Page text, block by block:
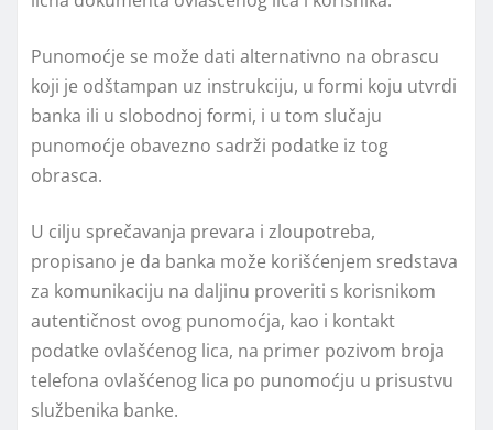
Punomoćje se može dati alternativno na obrascu
koji je odštampan uz instrukciju, u formi koju utvrdi
banka ili u slobodnoj formi, i u tom slučaju
punomoćje obavezno sadrži podatke iz tog
obrasca.
U cilju sprečavanja prevara i zloupotreba,
propisano je da banka može korišćenjem sredstava
za komunikaciju na daljinu proveriti s korisnikom
autentičnost ovog punomoćja, kao i kontakt
podatke ovlašćenog lica, na primer pozivom broja
telefona ovlašćenog lica po punomoćju u prisustvu
službenika banke.